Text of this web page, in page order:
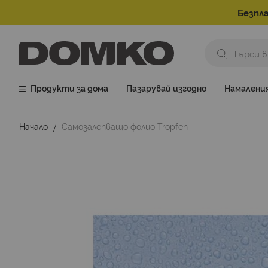
Продукти за дома Пазарувай изгодно
Начало
Самозалепващо фолио Tropfen